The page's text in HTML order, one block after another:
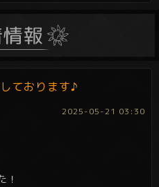
ております♪
2025-05-21 03:30
！